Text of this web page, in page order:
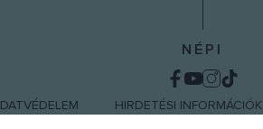
NÉPI
HIRDETÉSI INFORMÁCIÓK